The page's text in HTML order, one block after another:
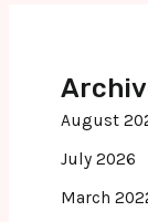
August
July 2026
March